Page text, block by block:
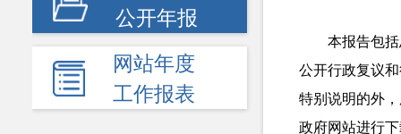
公开年报
网站年度
工作报表
本报告包
公开行政复议
特别说明的外
政府网站进行